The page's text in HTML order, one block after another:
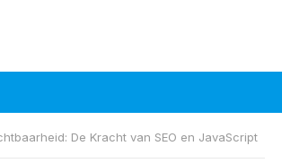
De Kracht van SEO en JavaScript